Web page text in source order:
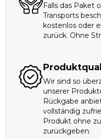
Falls das Paket
Transports
kostenlos oder
zurück. Ohne
Wir sind so
unserer
Rückgabe
vollständig
Produkt ohne
zurückgeben.